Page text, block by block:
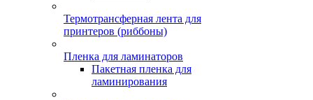
Термотрансферная лента для
принтеров (риббоны)
Пленка для ламинаторов
Пакетная пленка для
ламинирования